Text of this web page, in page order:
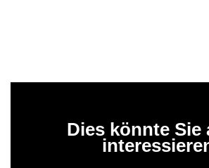
Dies könnte Sie